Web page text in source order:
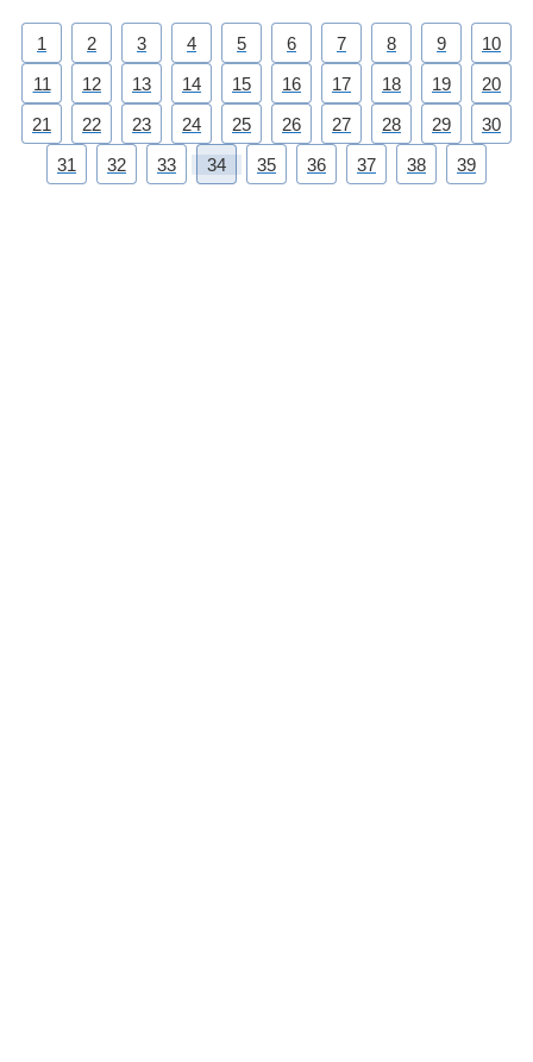
1 2 3 4 5 6 7 8 9
10
11
12 13 14 15 16 17 18 19
20
21
22 23 24 25 26 27 28 29
30
31
32 33 34 35 36 37 38 39